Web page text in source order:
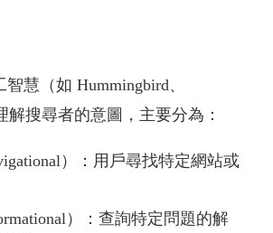
慧（如 Hummingbird、
解搜尋者的意圖，主要分為：
）：用戶尋找特定網站或
）：查詢特定問題的解